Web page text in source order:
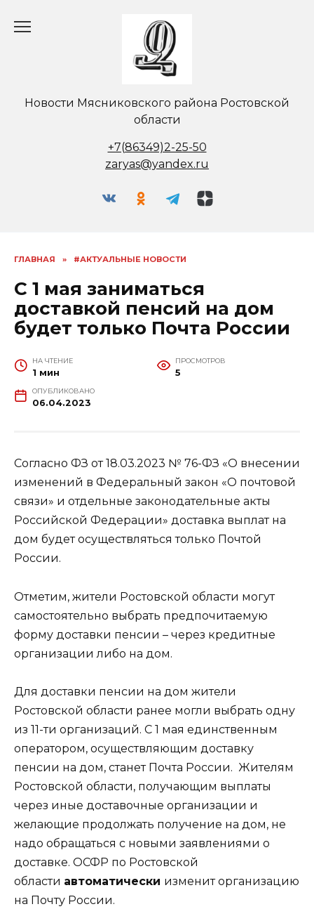
Новости Мясниковского района Ростовской
области
+7(86349)2-25-50
zaryas@yandex.ru
ГЛАВНАЯ » #АКТУАЛЬНЫЕ НОВОСТИ
С 1 мая заниматься
доставкой пенсий на дом
будет только Почта России
НА ЧТЕНИЕ
1 мин
ПРОСМОТРОВ
5
ОПУБЛИКОВАНО
06.04.2023
Согласно ФЗ от 18.03.2023 № 76-ФЗ «О внесении
изменений в Федеральный закон «О почтовой
связи» и отдельные законодательные акты
Российской Федерации» доставка выплат на
дом будет осуществляться только Почтой
России.
Отметим, жители Ростовской области могут
самостоятельно выбрать предпочитаемую
форму доставки пенсии – через кредитные
организации либо на дом.
Для доставки пенсии на дом жители
Ростовской области ранее могли выбрать одну
из 11-ти организаций. С 1 мая единственным
оператором, осуществляющим доставку
пенсии на дом, станет Почта России. Жителям
Ростовской области, получающим выплаты
через иные доставочные организации и
желающие продолжать получение на дом, не
надо обращаться с новыми заявлениями о
доставке. ОСФР по Ростовской
области автоматически изменит организацию
на Почту России.